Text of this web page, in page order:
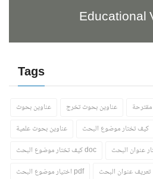
Educational
Tags
عناوين بحوث عناوين بحوث تخرج
عناوين بحوث علمية
كيف تختار موضوع البحث
كيف تختار موضوع البحث doc
عنوان البحث
اختيار موضوع البحث pdf
تعريف عنوان البحث